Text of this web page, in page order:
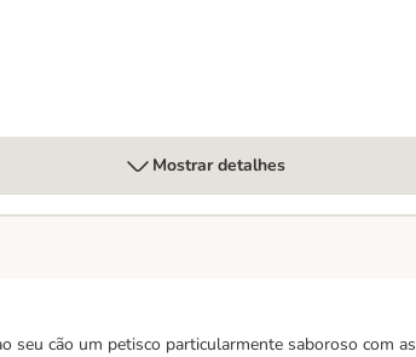
Mostrar detalhes
seu cão um petisco particularmente saboroso com as